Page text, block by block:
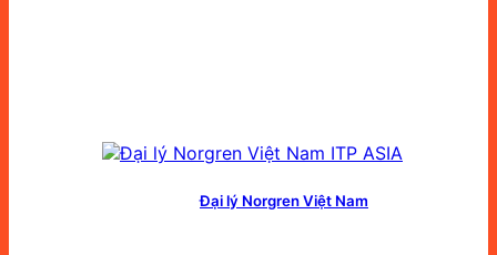
Đại lý Norgren Việt Nam